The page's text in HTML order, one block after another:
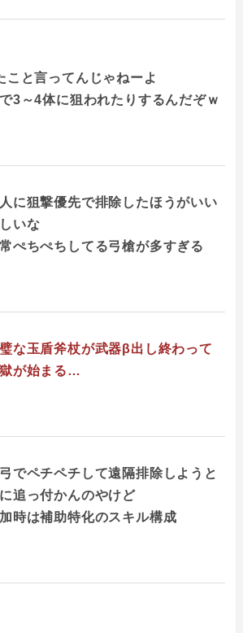
と言ってんじゃねーよ
3～4体に狙われたりするんだぞｗ
に狙撃優先で排除したほうがいい
いな
ぺちぺちしてる弓槍が多すぎる
な玉盾斧杖が武器β出し終わって
が始まる…
でペチペチして遠隔排除しようと
追っ付かんのやけど
時は補助特化のスキル構成